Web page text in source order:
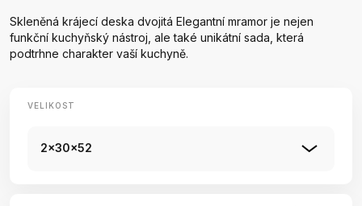
Skleněná krájecí deska dvojitá Elegantní mramor je nejen
funkční kuchyňský nástroj, ale také unikátní sada, která
podtrhne charakter vaší kuchyně.
VELIKOST
2x30x52